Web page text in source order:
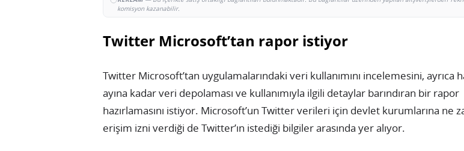
komisyon kazanabilir.
Twitter Microsoft’tan rapor istiyor
Twitter Microsoft’tan uygulamalarındaki veri kullanımını incelemesini, ayrıca
ayına kadar veri depolaması ve kullanımıyla ilgili detaylar barındıran bir rapor
hazırlamasını istiyor. Microsoft’un Twitter verileri için devlet kurumlarına ne
erişim izni verdiği de Twitter’ın istediği bilgiler arasında yer alıyor.